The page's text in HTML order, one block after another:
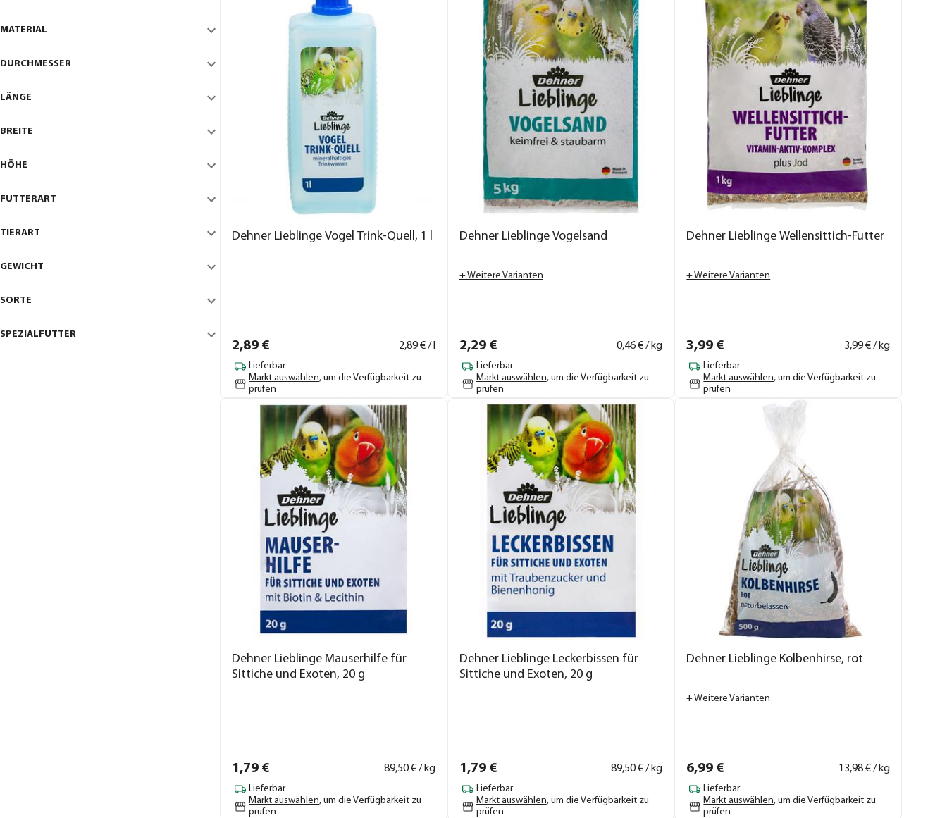
MATERIAL
DURCHMESSER
LÄNGE
BREITE
HÖHE
FUTTERART
TIERART
GEWICHT
SORTE
SPEZIALFUTTER
Dehner Lieblinge Vogel Trink-Quell, 1 l
2,89 € 2,89€ / l
Lieferbar
Markt auswählen, um die Verfügbarkeit zu
prüfen
Dehner Lieblinge Vogelsand
+ Weitere Varianten
2,29€ 0,46€ / kg
Lieferbar
Markt auswählen, um die Verfügbarkeit zu
prüfen
Dehner Lieblinge Wellensittich-Futter
+ Weitere Varianten
3,99 € 3,99€ / kg
Lieferbar
Markt auswählen, um die Verfügbarkeit zu
prüfen
Dehner Lieblinge Mauserhilfe für
Sittiche und Exoten, 20 g
1,79 € 89,50€ / kg
Lieferbar
Markt auswählen, um die Verfügbarkeit zu
prüfen
Dehner Lieblinge Leckerbissen für
Sittiche und Exoten, 20 g
1,79€ 89,50€ / kg
Lieferbar
Markt auswählen, um die Verfügbarkeit zu
prüfen
Dehner Lieblinge Kolbenhirse, rot
+ Weitere Varianten
6,99 € 13,98€ / kg
Lieferbar
Markt auswählen, um die Verfügbarkeit zu
prüfen